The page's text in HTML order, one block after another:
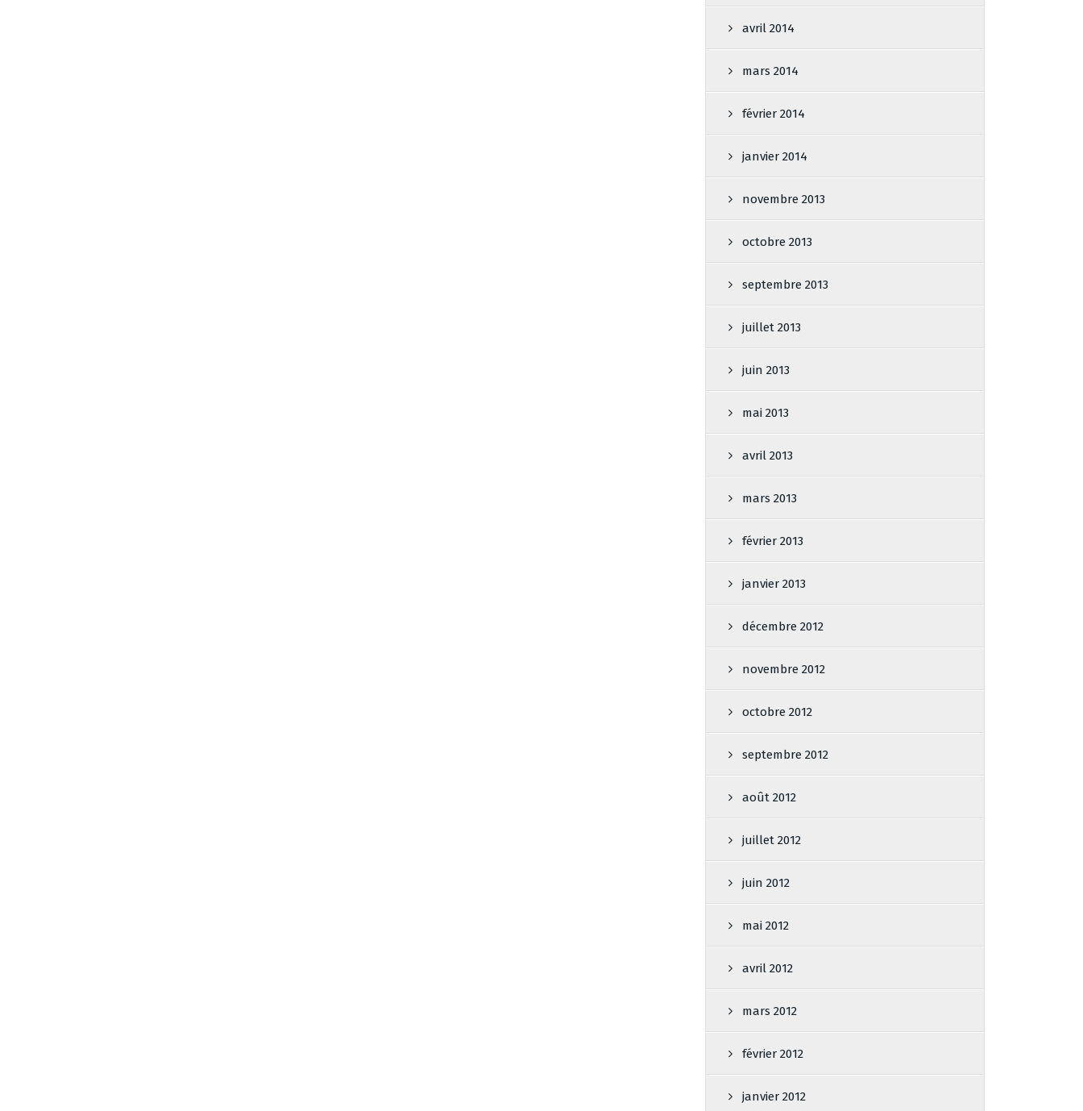
avril 2014
mars 2014
février 2014
janvier 2014
novembre 2013
octobre 2013
septembre 2013
juillet 2013
juin 2013
mai 2013
avril 2013
mars 2013
février 2013
janvier 2013
décembre 2012
novembre 2012
octobre 2012
septembre 2012
août 2012
juillet 2012
juin 2012
mai 2012
avril 2012
mars 2012
février 2012
janvier 2012